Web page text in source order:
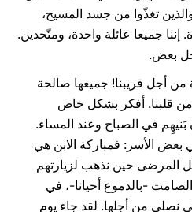
تغذّوا من جسد المسيح،
إننا جميعا عائلة واحدة، ومتّحدين.
بعض.
أجل قريبنا! جميعها صالحة
من قلبنا. أفكر بشكل خاص
بَنيهِم في الصباح وعند المساء.
بعض الأسر: فمباركة الابن هي
المرضى حين نذهب لزيارتهم
-بالدموع أحيانا-، في
نصلي من أجلها. لقد جاء يوم